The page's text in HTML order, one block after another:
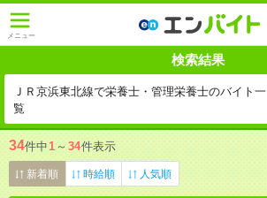
メニュー
検索結果
ＪＲ京浜東北線で栄養士・管理栄養士のバイト一
覧
34件中1 ～ 34件表示
新着順 時給順 人気順